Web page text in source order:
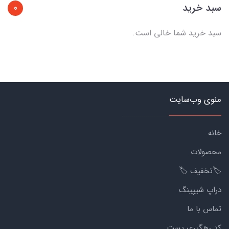
سبد خرید
0
سبد خرید شما خالی است.
منوی وب‌سایت
خانه
محصولات
🏷️تخفیف 🏷️
دراپ شیپینگ
تماس با ما